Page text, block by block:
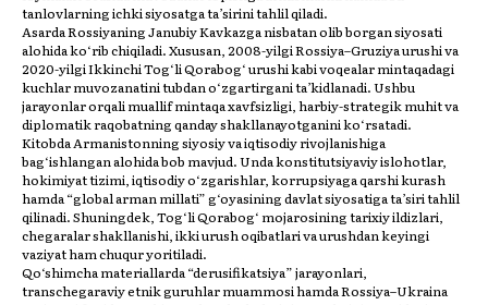
tanlovlarning ichki siyosatga ta’sirini tahlil qiladi.
Asarda Rossiyaning Janubiy Kavkazga nisbatan olib borgan siyosati
alohida ko‘rib chiqiladi. Xususan, 2008-yilgi Rossiya–Gruziya urushi va
2020-yilgi Ikkinchi Tog‘li Qorabog‘ urushi kabi voqealar mintaqadagi
kuchlar muvozanatini tubdan o‘zgartirgani ta’kidlanadi. Ushbu
jarayonlar orqali muallif mintaqa xavfsizligi, harbiy-strategik muhit va
diplomatik raqobatning qanday shakllanayotganini ko‘rsatadi.
Kitobda Armanistonning siyosiy va iqtisodiy rivojlanishiga
bag‘ishlangan alohida bob mavjud. Unda konstitutsiyaviy islohotlar,
hokimiyat tizimi, iqtisodiy o‘zgarishlar, korrupsiyaga qarshi kurash
hamda “global arman millati” g‘oyasining davlat siyosatiga ta’siri tahlil
qilinadi. Shuningdek, Tog‘li Qorabog‘ mojarosining tarixiy ildizlari,
chegaralar shakllanishi, ikki urush oqibatlari va urushdan keyingi
vaziyat ham chuqur yoritiladi.
Qo‘shimcha materiallarda “derusifikatsiya” jarayonlari,
transchegaraviy etnik guruhlar muammosi hamda Rossiya–Ukraina